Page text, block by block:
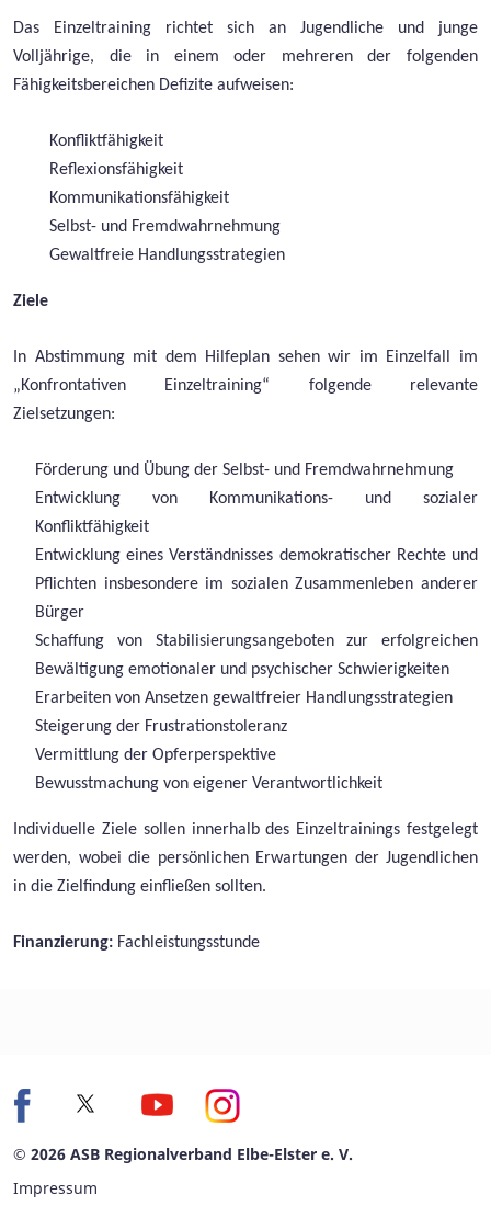
Das Einzeltraining richtet sich an Jugendliche und junge
Volljährige, die in einem oder mehreren der folgenden
Fähigkeitsbereichen Defizite aufweisen:
Konfliktfähigkeit
Reflexionsfähigkeit
Kommunikationsfähigkeit
Selbst- und Fremdwahrnehmung
Gewaltfreie Handlungsstrategien
Ziele
In Abstimmung mit dem Hilfeplan sehen wir im Einzelfall im
„Konfrontativen Einzeltraining“ folgende relevante
Zielsetzungen:
Förderung und Übung der Selbst- und Fremdwahrnehmung
Entwicklung von Kommunikations- und sozialer
Konfliktfähigkeit
Entwicklung eines Verständnisses demokratischer Rechte und
Pflichten insbesondere im sozialen Zusammenleben anderer
Bürger
Schaffung von Stabilisierungsangeboten zur erfolgreichen
Bewältigung emotionaler und psychischer Schwierigkeiten
Erarbeiten von Ansetzen gewaltfreier Handlungsstrategien
Steigerung der Frustrationstoleranz
Vermittlung der Opferperspektive
Bewusstmachung von eigener Verantwortlichkeit
Individuelle Ziele sollen innerhalb des Einzeltrainings festgelegt
werden, wobei die persönlichen Erwartungen der Jugendlichen
in die Zielfindung einfließen sollten.
Finanzierung: Fachleistungsstunde
© 2026 ASB Regionalverband Elbe-Elster e. V.
Impressum